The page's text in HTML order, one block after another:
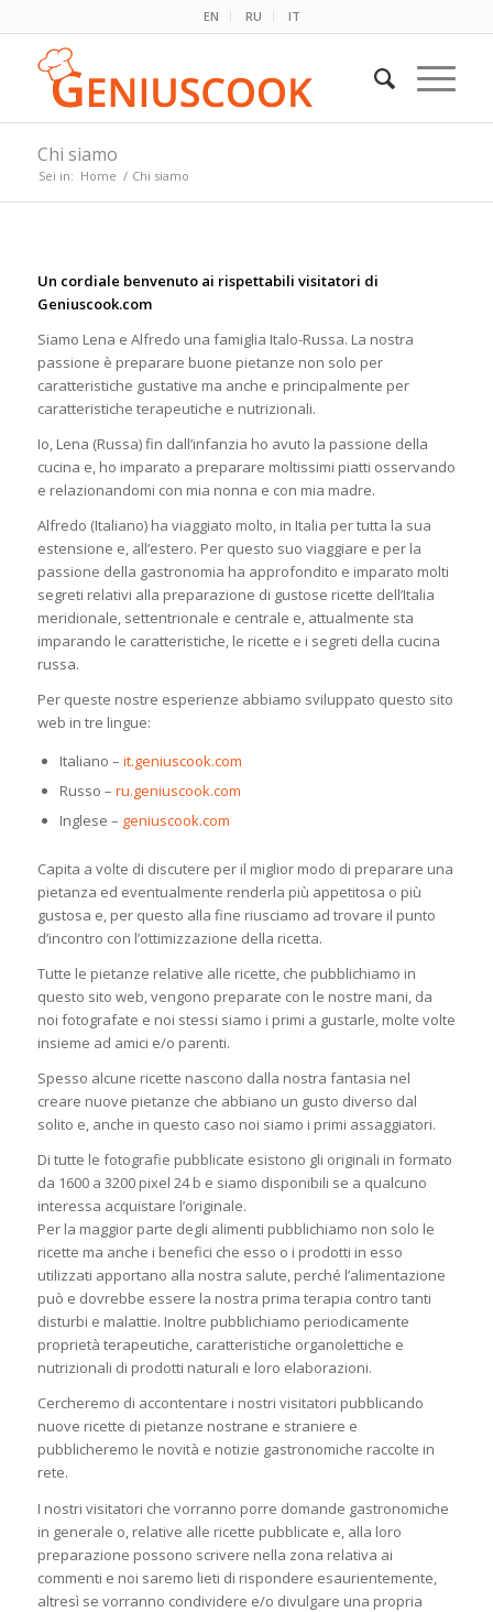
EN RU IT
Chi siamo
Sei in: Home / Chi siamo
Un cordiale benvenuto ai rispettabili visitatori di
Geniuscook.com
Siamo Lena e Alfredo una famiglia Italo-Russa. La nostra
passione è preparare buone pietanze non solo per
caratteristiche gustative ma anche e principalmente per
caratteristiche terapeutiche e nutrizionali.
Io, Lena (Russa) fin dall’infanzia ho avuto la passione della
cucina e, ho imparato a preparare moltissimi piatti osservando
e relazionandomi con mia nonna e con mia madre.
Alfredo (Italiano) ha viaggiato molto, in Italia per tutta la sua
estensione e, all’estero. Per questo suo viaggiare e per la
passione della gastronomia ha approfondito e imparato molti
segreti relativi alla preparazione di gustose ricette dell’Italia
meridionale, settentrionale e centrale e, attualmente sta
imparando le caratteristiche, le ricette e i segreti della cucina
russa.
Per queste nostre esperienze abbiamo sviluppato questo sito
web in tre lingue:
Italiano – it.geniuscook.com
Russo – ru.geniuscook.com
Inglese – geniuscook.com
Capita a volte di discutere per il miglior modo di preparare una
pietanza ed eventualmente renderla più appetitosa o più
gustosa e, per questo alla fine riusciamo ad trovare il punto
d’incontro con l’ottimizzazione della ricetta.
Tutte le pietanze relative alle ricette, che pubblichiamo in
questo sito web, vengono preparate con le nostre mani, da
noi fotografate e noi stessi siamo i primi a gustarle, molte volte
insieme ad amici e/o parenti.
Spesso alcune ricette nascono dalla nostra fantasia nel
creare nuove pietanze che abbiano un gusto diverso dal
solito e, anche in questo caso noi siamo i primi assaggiatori.
Di tutte le fotografie pubblicate esistono gli originali in formato
da 1600 a 3200 pixel 24 b e siamo disponibili se a qualcuno
interessa acquistare l’originale.
Per la maggior parte degli alimenti pubblichiamo non solo le
ricette ma anche i benefici che esso o i prodotti in esso
utilizzati apportano alla nostra salute, perché l’alimentazione
può e dovrebbe essere la nostra prima terapia contro tanti
disturbi e malattie. Inoltre pubblichiamo periodicamente
proprietà terapeutiche, caratteristiche organolettiche e
nutrizionali di prodotti naturali e loro elaborazioni.
Cercheremo di accontentare i nostri visitatori pubblicando
nuove ricette di pietanze nostrane e straniere e
pubblicheremo le novità e notizie gastronomiche raccolte in
rete.
I nostri visitatori che vorranno porre domande gastronomiche
in generale o, relative alle ricette pubblicate e, alla loro
preparazione possono scrivere nella zona relativa ai
commenti e noi saremo lieti di rispondere esaurientemente,
altresì se vorranno condividere e/o divulgare una propria